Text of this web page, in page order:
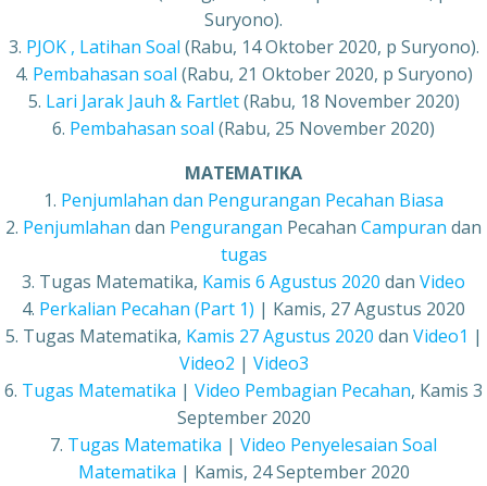
Suryono).
3. PJOK , Latihan Soal (Rabu, 14 Oktober 2020, p Suryono).
4. Pembahasan soal (Rabu, 21 Oktober 2020, p Suryono)
5. Lari Jarak Jauh & Fartlet(Rabu, 18 November 2020)
6. Pembahasan soal (Rabu, 25 November 2020)
MATEMATIKA
1. Penjumlahan dan Pengurangan Pecahan Biasa
2. Penjumlahan dan Pengurangan Pecahan Campuran dan
tugas
3. Tugas Matematika, Kamis 6 Agustus 2020 dan Video
4. Perkalian Pecahan (Part 1) | Kamis, 27 Agustus 2020
5. Tugas Matematika, Kamis 27 Agustus 2020 dan Video1 |
Video2 | Video3
6. Tugas Matematika | Video Pembagian Pecahan, Kamis 3
September 2020
7. Tugas Matematika | Video Penyelesaian Soal
Matematika | Kamis, 24 September 2020